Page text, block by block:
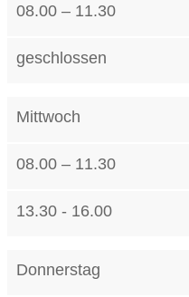
08.00 – 11.30
geschlossen
Mittwoch
08.00 – 11.30
13.30 - 16.00
Donnerstag